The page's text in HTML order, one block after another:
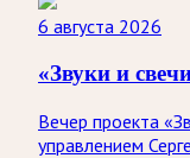
6 августа 2026
«Звуки и
Вечер проекта
управлением